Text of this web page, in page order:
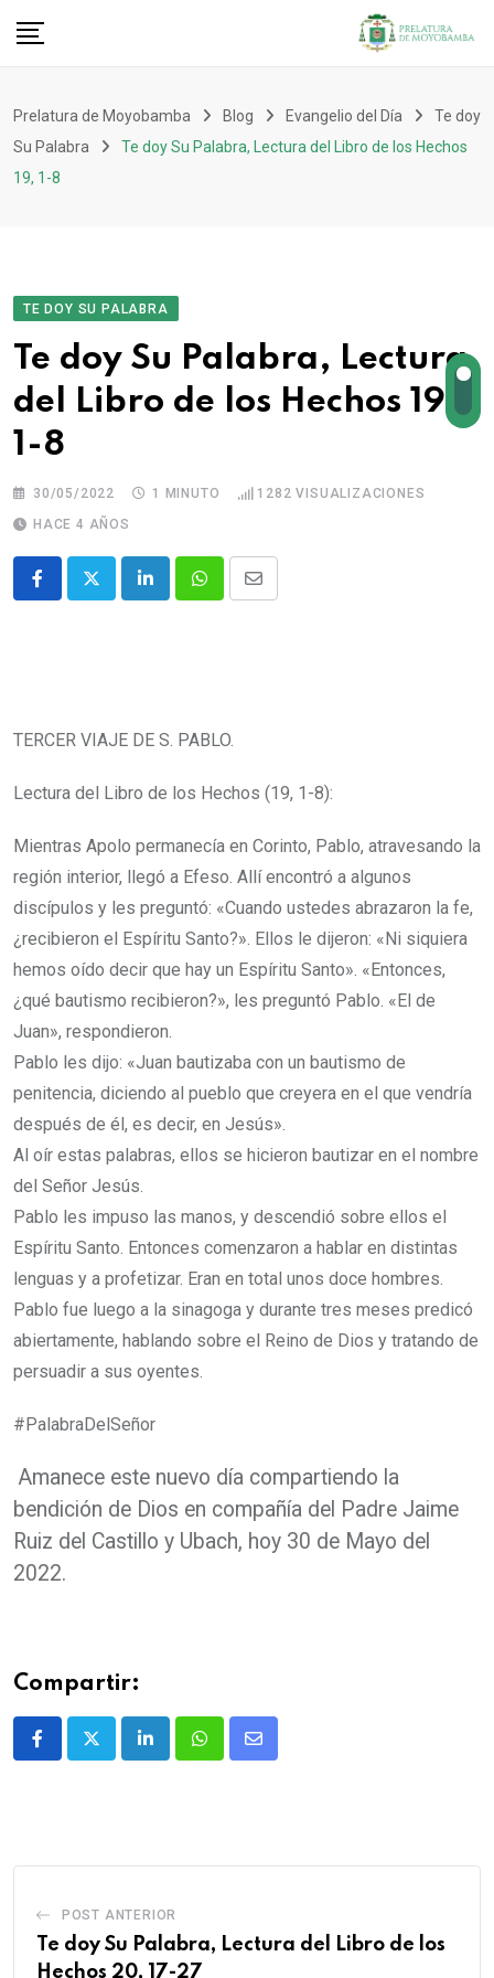
Prelatura de Moyobamba Blog Evangelio del Día
Te doy
Su Palabra
Te doy Su Palabra, Lectura del Libro de los Hechos
19, 1-8
TE DOY SU PALABRA
Te doy Su Palabra, Lectura
del Libro de los Hechos 19,
1-8
30/05/2022 1 MINUTO 1282 VISUALIZACIONES
HACE 4 AÑOS
TERCER VIAJE DE S. PABLO.
Lectura del Libro de los Hechos (19, 1-8):
Mientras Apolo permanecía en Corinto, Pablo, atravesando la
región interior, llegó a Efeso. Allí encontró a algunos
discípulos y les preguntó: «Cuando ustedes abrazaron la fe,
¿recibieron el Espíritu Santo?». Ellos le dijeron: «Ni siquiera
hemos oído decir que hay un Espíritu Santo». «Entonces,
¿qué bautismo recibieron?», les preguntó Pablo. «El de
Juan», respondieron.
Pablo les dijo: «Juan bautizaba con un bautismo de
penitencia, diciendo al pueblo que creyera en el que vendría
después de él, es decir, en Jesús».
Al oír estas palabras, ellos se hicieron bautizar en el nombre
del Señor Jesús.
Pablo les impuso las manos, y descendió sobre ellos el
Espíritu Santo. Entonces comenzaron a hablar en distintas
lenguas y a profetizar. Eran en total unos doce hombres.
Pablo fue luego a la sinagoga y durante tres meses predicó
abiertamente, hablando sobre el Reino de Dios y tratando de
persuadir a sus oyentes.
#PalabraDelSeñor
Amanece este nuevo día compartiendo la
bendición de Dios en compañía del Padre Jaime
Ruiz del Castillo y Ubach, hoy 30 de Mayo del
2022.
Compartir:
POST ANTERIOR
Te doy Su Palabra, Lectura del Libro de los
Hechos 20, 17-27